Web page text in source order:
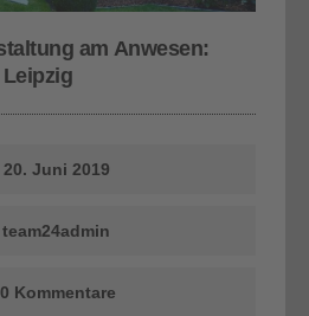
am Anwesen:
20. Juni 2019
team24admin
0 Kommentare